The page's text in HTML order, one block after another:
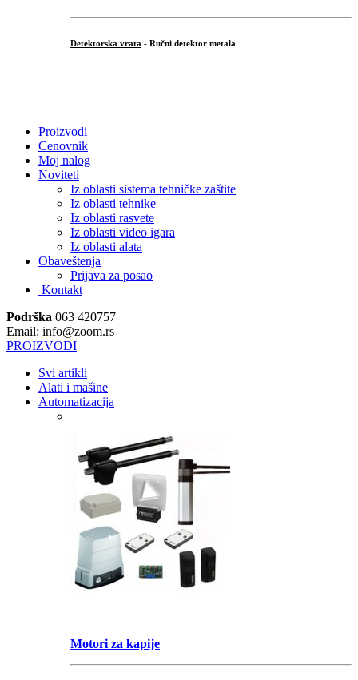
Detektorska vrata - Ručni detektor metala
Proizvodi
Cenovnik
Moj nalog
Noviteti
Iz oblasti sistema tehničke zaštite
Iz oblasti tehnike
Iz oblasti rasvete
Iz oblasti video igara
Iz oblasti alata
Obaveštenja
Prijava za posao
Kontakt
Podrška 063 420757
Email: info@zoom.rs
PROIZVODI
Svi artikli
Alati i mašine
Automatizacija
Motori za kapije